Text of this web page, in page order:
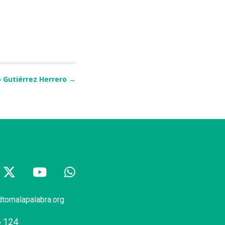
Gutiérrez Herrero →
124